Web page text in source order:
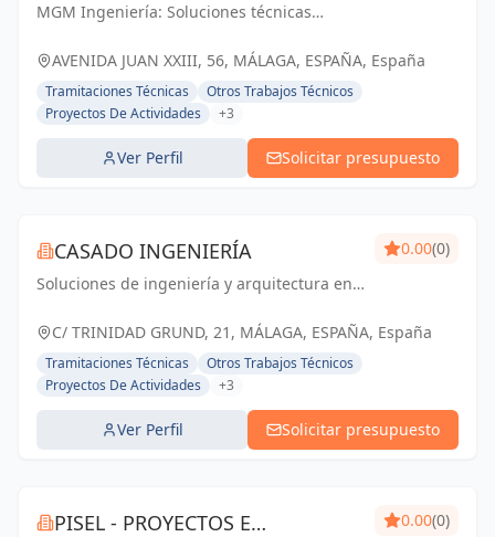
MGM Ingeniería: Soluciones técnicas
tus proyectos en Málaga.
AVENIDA JUAN XXIII, 56, MÁLAGA, ESPAÑA, España
Tramitaciones Técnicas
Otros Trabajos Técnicos
Proyectos De Actividades
+3
Ver Perfil Solicitar presupuesto
CASADO INGENIERÍA
Soluciones de ingeniería y arquitectura en
calidad y la satisfacción del cliente.
0.00(0)
C/ TRINIDAD GRUND, 21, MÁLAGA, ESPAÑA, España
Tramitaciones Técnicas
Otros Trabajos Técnicos
Proyectos De Actividades
+3
Ver Perfil Solicitar presupuesto
PISEL - PROYECTOS E
0.00(0)